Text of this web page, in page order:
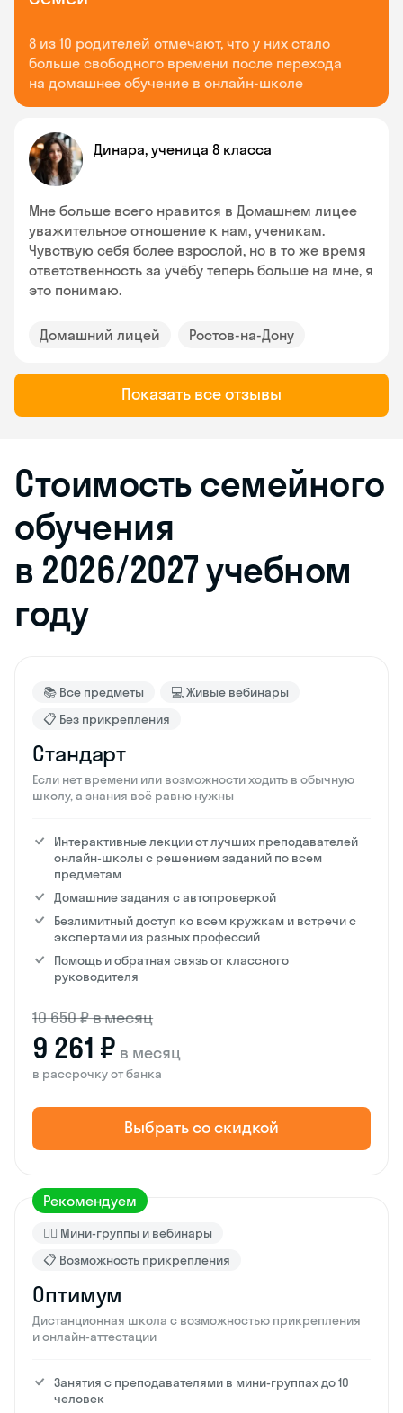
8 из 10 родителей отмечают, что у них стало
больше свободного времени после перехода
на домашнее обучение в онлайн-школе
Динара, ученица 8 класса
Мне больше всего нравится в Домашнем лицее
уважительное отношение к нам, ученикам.
Чувствую себя более взрослой, но в то же время
ответственность за учёбу теперь больше на мне, я
это понимаю.
Домашний лицей Ростов-на-Дону
Показать все отзывы
Стоимость семейного
обучения
в 2026/2027 учебном
году
📚 Все предметы
💻 Живые вебинары
📋 Без прикрепления
Стандарт
Если нет времени или возможности ходить в обычную
школу, а знания всё равно нужны
Интерактивные лекции от лучших преподавателей
онлайн-школы с решением заданий по всем
предметам
Домашние задания с автопроверкой
Безлимитный доступ ко всем кружкам и встречи с
экспертами из разных профессий
Помощь и обратная связь от классного
руководителя
10 650 ₽ в месяц
9 261 ₽ в месяц
в рассрочку от банка
Выбрать со скидкой
Рекомендуем
🙋‍♂️ Мини-группы и вебинары
📋 Возможность прикрепления
Оптимум
Дистанционная школа с возможностью прикрепления
и онлайн-аттестации
Занятия с преподавателями в мини-группах до 10
человек